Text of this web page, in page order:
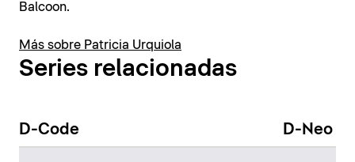
Balcoon.
Más sobre Patricia Urquiola
Series relacionadas
D-Code D-Neo